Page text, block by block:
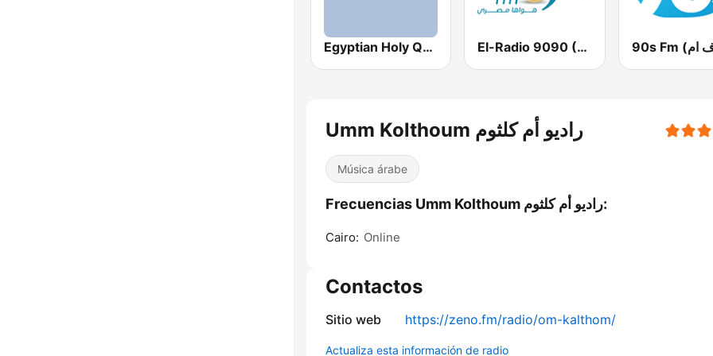
Egyptian Holy Quran Radio (اذاعه القرآن الكريم المصريه) El-Radio‎ 9090 (الراديو٩٠٩٠)
Umm Kolthoum راديو أم كلثوم
Música árabe
Frecuencias Umm Kolthoum راديو أم كلثوم:
Cairo: Online
Contactos
Sitio web https://zeno.fm/radio/om-kalthom/
Actualiza esta información de radio